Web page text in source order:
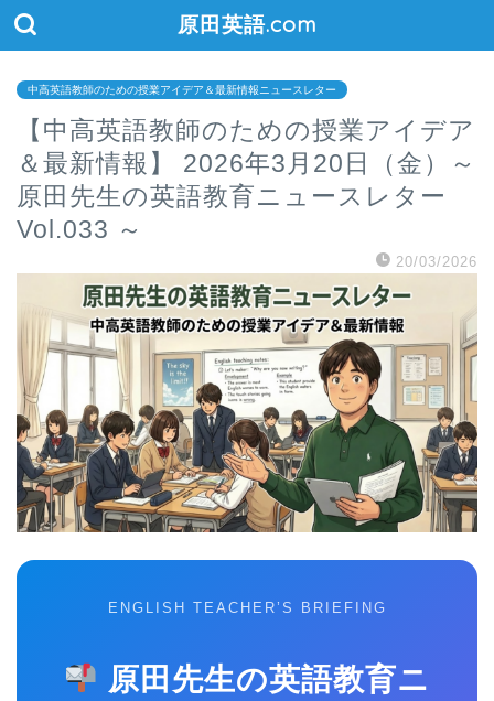
原田英語.com
中高英語教師のための授業アイデア＆最新情報ニュースレター
【中高英語教師のための授業アイデア
＆最新情報】 2026年3月20日（金）～
原田先生の英語教育ニュースレター
Vol.033 ～
20/03/2026
ENGLISH TEACHER’S BRIEFING
原田先生の英語教育ニ